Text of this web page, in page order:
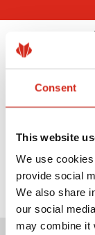
Consent
This website
We use
provide social
We also share
our social
may combine it